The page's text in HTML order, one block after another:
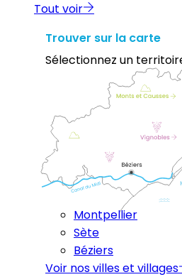
Tout voir
Trouver sur la carte
Sélectionnez un
Montpellier
Sète
Béziers
Voir nos villes et villages